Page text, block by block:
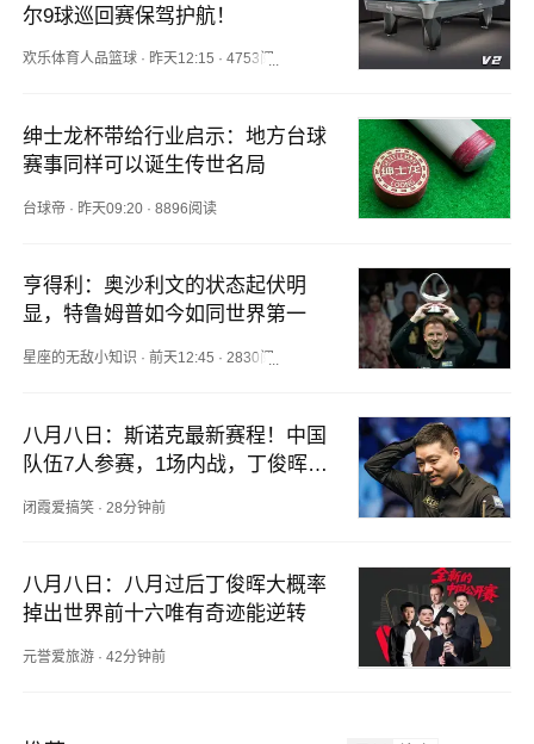
尔9球巡回赛保驾护航！
欢乐体育人品篮球 · 昨天12:15 ·4753阅读
绅士龙杯带给行业启示：地方台球
赛事同样可以诞生传世名局
台球帝 · 昨天09:20 ·8896阅读
亨得利：奥沙利文的状态起伏明
显，特鲁姆普如今如同世界第一
星座的无敌小知识 ·前天12:45 ·2830阅读
八月八日：斯诺克最新赛程！中国
队伍7人参赛，1场内战，丁俊晖，
闭霞爱搞笑 · 28分钟前
八月八日：八月过后丁俊晖大概率
掉出世界前十六唯有奇迹能逆转
元誉爱旅游 ·42分钟前